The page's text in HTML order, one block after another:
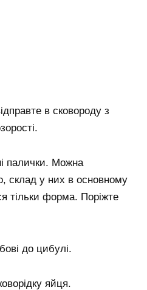
в сковороду з
палички. Можна
склад у них в основному
тільки форма. Поріжте
до цибулі.
яйця.